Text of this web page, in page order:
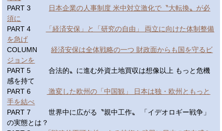
PART 3 日本企業の人事制度 米中対立激化で〝大転換〟が必
須に
PART 4
「経済安保」と「研究の自由」 両立に向けた体制整備
を急げ
COLUMN経済安保は全体戦略の一つ 財政面からも国を守るビ
ジョンを
PART 5 合法的〟に進む外資土地買収は想像以上 もっと危機
感を持て
PART 6
激変した欧州の「中国観」 日本は独・欧州ともっと
手を結べ
PART 7 世界中に広がる〝親中工作〟 「イデオロギー戦争」
の実態とは？